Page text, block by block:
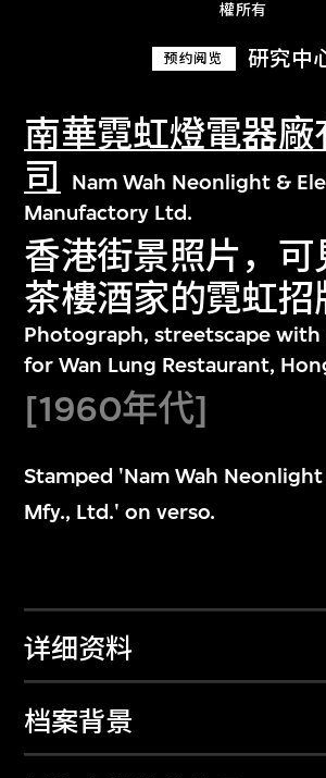
權所有
预约阅览 研究中
南華霓虹燈電器廠
司
Nam Wah Neonlight &
Manufactory Ltd.
香港街景照片，可
茶樓酒家的霓虹招
Photograph, streetscape with
for Wan Lung Restaurant,
[1960年代]
Stamped 'Nam Wah
Mfy., Ltd.' on verso.
详细资料
档案背景
探索世界顶级的二十及二十